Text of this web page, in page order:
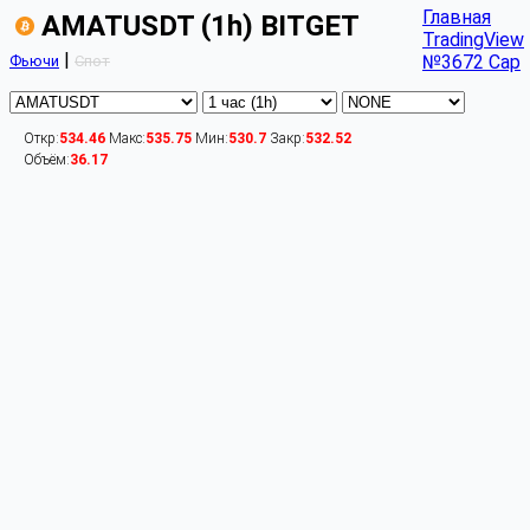
AMATUSDT (1h) BITGET
Фьючи | Спот
Главная
TradingView
№3672 Cap
Откр:534.46 Макс:535.75 Мин:530.7 Закр:532.52
Объём:36.17